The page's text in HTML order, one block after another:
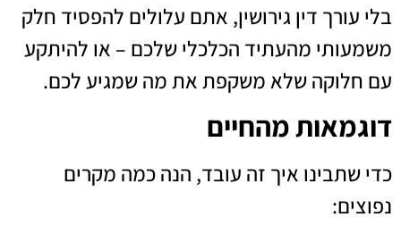
בלי עורך דין גירושין, אתם עלולים להפסיד חלק
משמעותי מהעתיד הכלכלי שלכם – או להיתקע
עם חלוקה שלא משקפת את מה שמגיע לכם.
דוגמאות מהחיים
כדי שתבינו איך זה עובד, הנה כמה מקרים
נפוצים: